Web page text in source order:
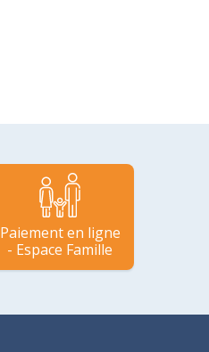
Paiement en ligne
- Espace Famille